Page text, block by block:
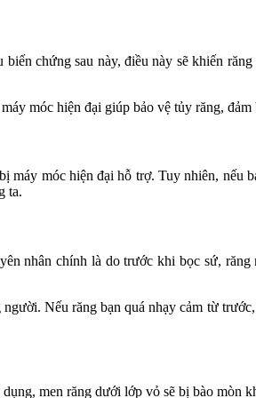
chứng sau này, điều này sẽ khiến
móc hiện đại giúp bảo vệ tủy răng, đảm
móc hiện đại hỗ trợ. Tuy nhiên, nếu
ta.
nhân chính là do trước khi bọc sứ,
Nếu răng bạn quá nhạy cảm từ
men răng dưới lớp vỏ sẽ bị bào